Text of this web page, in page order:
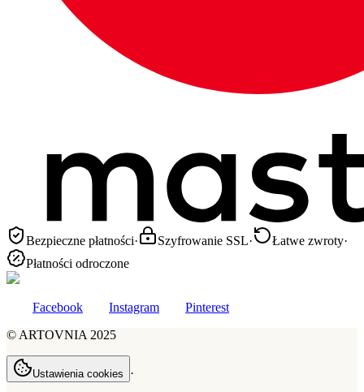
Bezpieczne płatności· Szyfrowanie SSL· Łatwe zwroty·
Płatności odroczone
Facebook Instagram
Pinterest
© ARTOVNIA 2025
Ustawienia cookies ·